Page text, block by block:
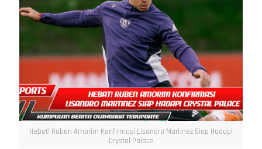
Hebat! Ruben Amorim Konfirmasi Lisandro Martinez Siap Hadapi
Crystal Palace